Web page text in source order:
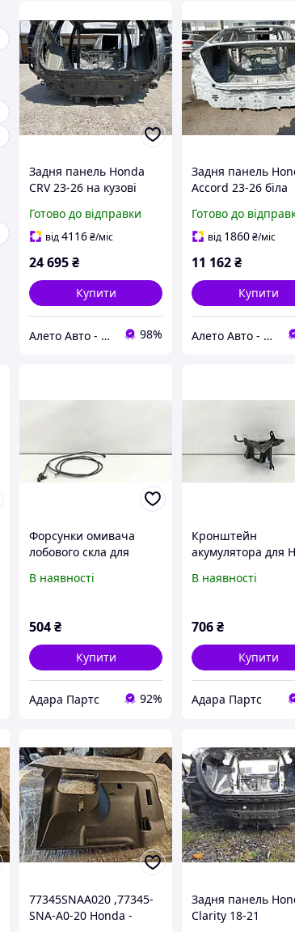
Задня панель Honda
CRV 23-26 на кузові
Готово до відправки
від4116₴/міс
24 695₴
Купити
Алето Авто - запчастини на авто зі США 98%
Задня панель
Accord 23-26 біла
Готово до
від 1860₴/міс
11 162₴
Купити
Алето Авто - запчастини на авто зі США
Форсунки омивача
лобового скла для
2017 (9th gen CR2-CR3
В наявності
504₴
Купити
Адара Партс 92%
Кронштейн
акумулятора для
restyle)
В наявності
706₴
Купити
Адара Партс
77345SNAA020 ,77345-
SNA-A0-20 Honda -
Задня панель
Clarity 18-21